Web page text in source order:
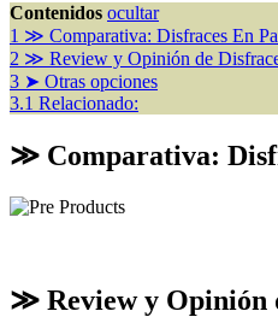
Contenidos ocultar
1 ≫ Comparativa: Disfraces En
2 ≫ Review y Opinión de
3 ➤ Otras opciones
3.1 Relacionado:
≫ Comparativa:
≫ Review y Opinión